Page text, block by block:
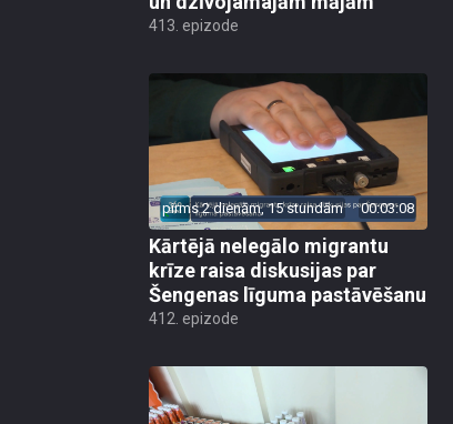
413. epizode
pirms 2 dienām, 15 stundām 00:03:08
Kārtējā nelegālo migrantu
krīze raisa diskusijas par
Šengenas līguma pastāvēšanu
412. epizode